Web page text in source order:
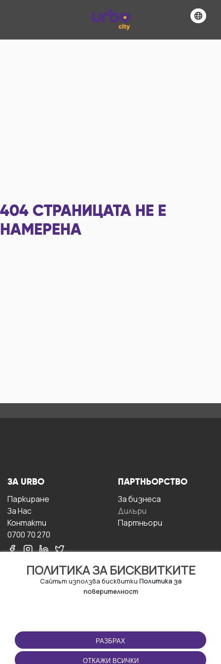
404 СТРАНИЦАТА НЕ Е
НАМЕРЕНА
ПОЛИТИКА ЗА БИСКВИТКИТЕ
Сайтът използва бисквитки Политика за
поверителност
РАЗБРАХ
ОТКАЖИ ВСИЧКИ
ЗА URBO
Паркиране
За Hас
Контакти
0700 70 270
ПАРТНЬОРСТВО
За бизнесa
Дилъри
Партньори
ПОЛЗВАНЕ
Правила и условия за
ползване
ПРИЛОЖЕНИЕТО